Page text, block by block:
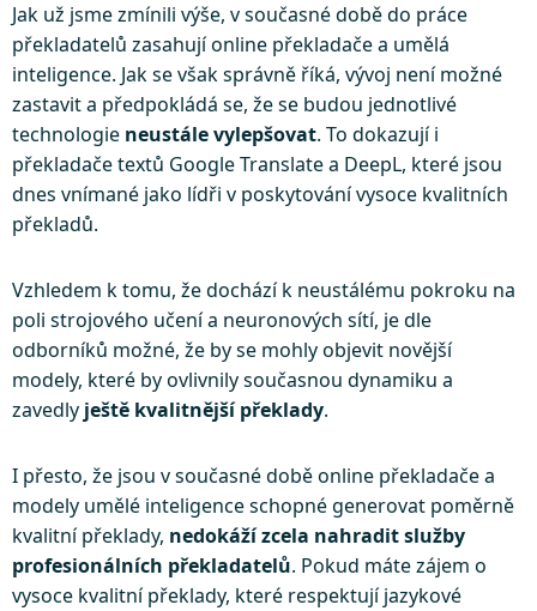
Jak už jsme zmínili výše, v současné době do práce
překladatelů zasahují online překladače a umělá
inteligence. Jak se však správně říká, vývoj není možné
zastavit a předpokládá se, že se budou jednotlivé
technologie neustále vylepšovat. To dokazují i
překladače textů Google Translate a DeepL, které jsou
dnes vnímané jako lídři v poskytování vysoce kvalitních
překladů.
Vzhledem k tomu, že dochází k neustálému pokroku na
poli strojového učení a neuronových sítí, je dle
odborníků možné, že by se mohly objevit novější
modely, které by ovlivnily současnou dynamiku a
zavedly ještě kvalitnější překlady.
I přesto, že jsou v současné době online překladače a
modely umělé inteligence schopné generovat poměrně
kvalitní překlady, nedokáží zcela nahradit služby
profesionálních překladatelů. Pokud máte zájem o
vysoce kvalitní překlady, které respektují jazykové